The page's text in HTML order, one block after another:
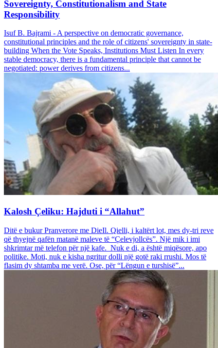
Sovereignty, Constitutionalism and State
Responsibility
Isuf B. Bajrami - A perspective on democratic governance,
constitutional principles and the role of citizens' sovereignty in state-
building When the Vote Speaks, Institutions Must Listen In every
stable democracy, there is a fundamental principle that cannot be
negotiated: power derives from citizens...
Kalosh Çeliku: Hajduti i “Allahut”
Ditë e bukur Pranverore me DieIl. Qielli, i kaltërt lot, mes dy-tri reve
që thyejnë qafën matanë maleve të “Çelevjollcës”. Një mik i imi
shkrimtar më telefon për një kafe. Nuk e di, a është miqësore, apo
politike. Moti, nuk e kisha ngritur dolli një gotë raki rrushi. Mos të
flasim dy shtamba me verë. Ose, për “Lëngun e turshisë”...